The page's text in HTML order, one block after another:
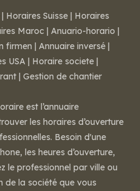
| Horaires Suisse | Horaires
Maroc | Anuario-horario |
firmen | Annuaire inversé |
USA | Horaire societe |
| Gestion de chantier
est l’annuaire
les horaires d’ouverture
Besoin d'une
les heures d’ouverture,
le professionnel par ville ou
de la société que vous